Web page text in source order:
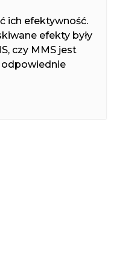
ich efektywność.
efekty były
czy MMS jest